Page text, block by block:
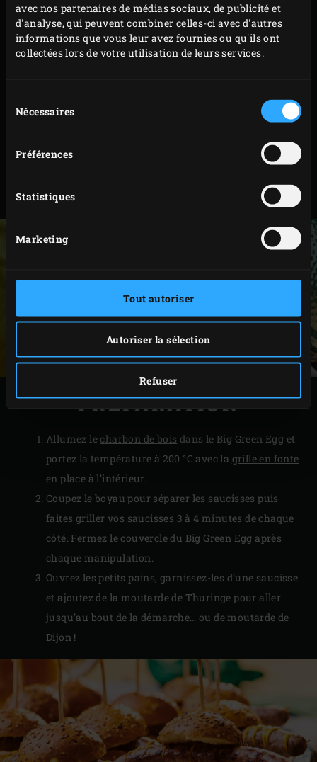
avec nos partenaires de médias sociaux, de publicité et
d'analyse, qui peuvent combiner celles-ci avec d'autres
informations que vous leur avez fournies ou qu'ils ont
collectées lors de votre utilisation de leurs services.
duNécessaires
Préférences
Statistiques
Marketing
Tout autoriser
Autoriser la sélection
Refuser
puis incorporez ce mélange et l’ail à la viande
hachée.
Enfilez le boyau de mouton autour de l’embout du
viande hachée. Veillez à ne pas trop remplir la
saucisse et assurez-vous qu’il n’y a pas de bulles
20 centimètres afin d’obtenir des saucisses de 20
réfrigérateur pendant environ 2 heures.
PRÉPARATION
Allumez le charbon de bois dans le Big Green Egg et
portez la température à 200 °C avec la grille en fonte
en place à l’intérieur.
Coupez le boyau pour séparer les saucisses puis
faites griller vos saucisses 3 à 4 minutes de chaque
côté. Fermez le couvercle du Big Green Egg après
chaque manipulation.
Ouvrez les petits pains, garnissez-les d’une saucisse
et ajoutez de la moutarde de Thuringe pour aller
jusqu’au bout de la démarche… ou de moutarde de
Dijon !